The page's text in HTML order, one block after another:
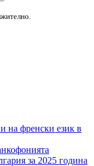
на френски език в
за 2025 година